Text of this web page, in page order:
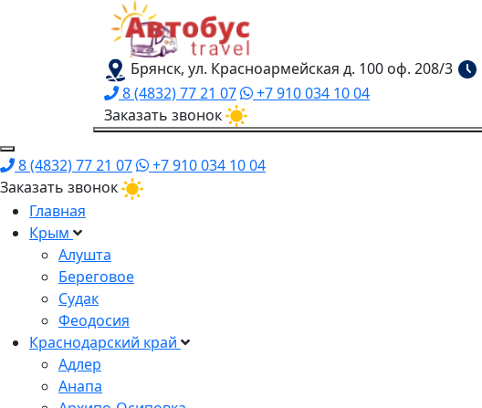
Брянск, ул. Красноармейская д. 100 оф. 208/3
8 (4832) 77 21 07
+7 910 034 10 04
Заказать звонок
8 (4832) 77 21 07
+7 910 034 10 04
Заказать звонок
Главная
Крым
Алушта
Береговое
Судак
Феодосия
Краснодарский край
Адлер
Анапа